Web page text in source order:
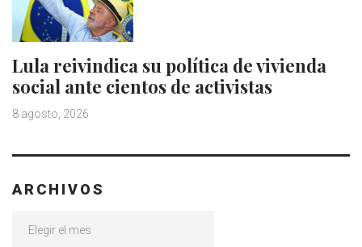
Lula reivindica su política de vivienda
social ante cientos de activistas
8 agosto, 2026
ARCHIVOS